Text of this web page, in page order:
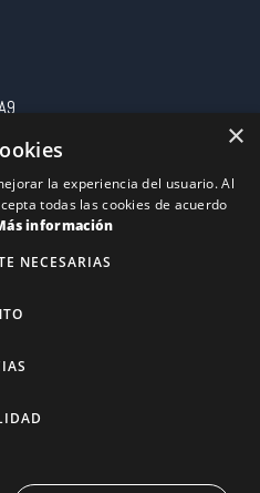
×
la experiencia del usuario. Al
todas las cookies de acuerdo
información
NECESARIAS